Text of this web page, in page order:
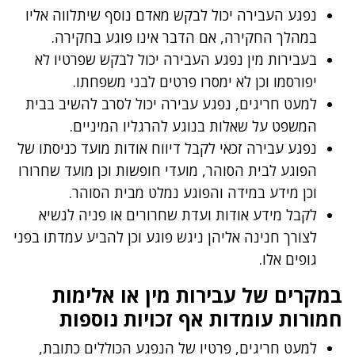
נפגע העבירה יכול לבקש מאדם נוסף שיתלווה אליו
במהלך החקירה, אם הדבר אינו פוגע בחקירה.
בעבירות מין נפגע העבירה יכול לבקש שפרטיו לא
יפורסמו וכן לא ימסרו פרטים לבני משפחתו.
למעט חריגים, נפגע עבירה יכול לסרב להשיב בבית
המשפט על שאלות בנוגע להרגליו המיניים.
נפגע עבירה זכאי לקבל דיווח אודות מועד כניסתו של
הפוגע לבית הסוהר, מועדי חופשות וכן מועד שחרורו
וכן מידע במידה והפוגע נמלט מבית הסוהר.
לקבל מידע אודות ועדת שחרורים או פניה לנשיא
לצורך חנינה אליהן ניגש פוגע וכן להביע עמדתו בפני
גופים אלו.
במקרים של עבירות מין או אלימות
חמורות עומדות אף זכויות נוספות
למעט חריגים, פרטיו של הנפגע הכוללים כתובת,